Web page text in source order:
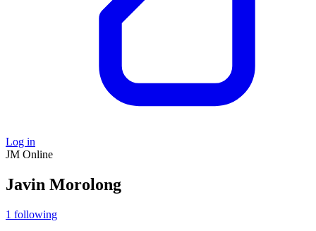
Log in
JM Online
Javin Morolong
1 following